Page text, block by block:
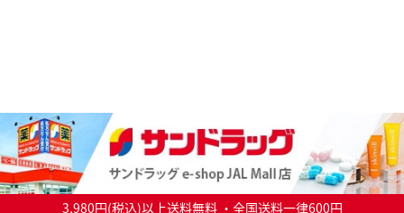
3,980円(税込)以上送料無料 ・全国送料一律600円